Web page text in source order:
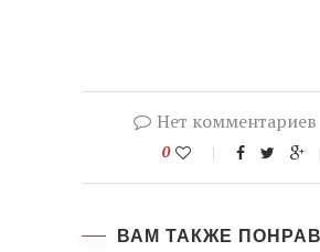
Нет комментариев
0
ВАМ ТАКЖЕ